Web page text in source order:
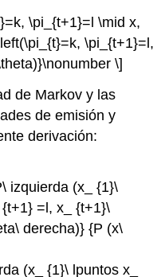
\pi_{t+1}=l \mid x,
\pi_{t+1}=l,
\]
de Markov y las
de emisión y
derivación:
izquierda (x_ {1}\
=l, x_ {t+1}\
derecha)} {P (x\
(x_ {1}\ lpuntos x_